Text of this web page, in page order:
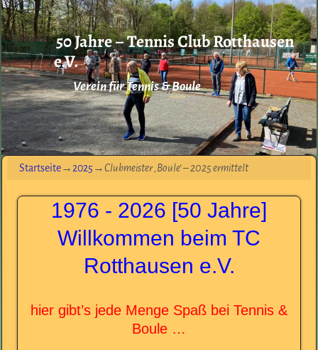
50 Jahre – Tennis Club Rotthausen
e.V.
Verein für Tennis & Boule
Startseite→ 2025 →Clubmeister ‚Boule‘ – 2025 ermittelt
1976 - 2026 [50 Jahre]
Willkommen beim TC
Rotthausen e.V.
hier gibt’s jede Menge Spaß bei Tennis &
Boule …